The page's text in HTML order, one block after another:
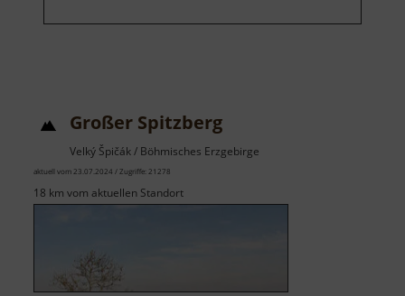
Großer Spitzberg
Velký Špičák / Böhmisches Erzgebirge
aktuell vom 23.07.2024 / Zugriffe: 21278
18 km vom aktuellen Standort